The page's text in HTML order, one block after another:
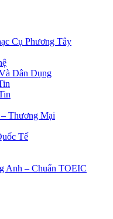
Cụ Phương Tây
Dân Dụng
Thương Mại
Tế
Anh – Chuẩn TOEIC